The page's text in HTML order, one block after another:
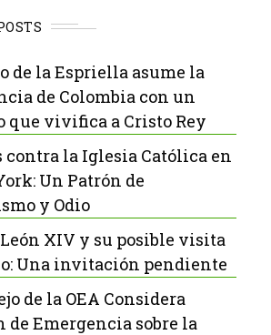
de la Espriella asume la
de Colombia con un
que vivifica a Cristo Rey
contra la Iglesia Católica en
Un Patrón de
y Odio
XIV y su posible visita
Una invitación pendiente
de la OEA Considera
de Emergencia sobre la